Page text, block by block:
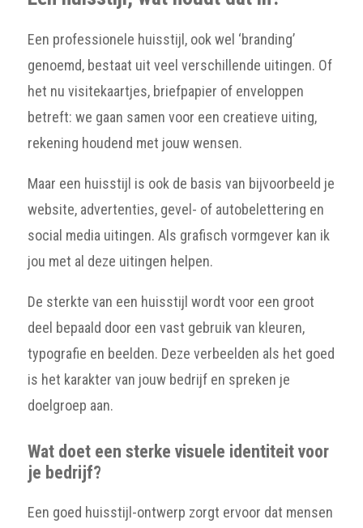
Een professionele huisstijl, ook wel ‘branding’
genoemd, bestaat uit veel verschillende uitingen. Of
het nu visitekaartjes, briefpapier of enveloppen
betreft: we gaan samen voor een creatieve uiting,
rekening houdend met jouw wensen.
Maar een huisstijl is ook de basis van bijvoorbeeld je
website, advertenties, gevel- of autobelettering en
social media uitingen. Als grafisch vormgever kan ik
jou met al deze uitingen helpen.
De sterkte van een huisstijl wordt voor een groot
deel bepaald door een vast gebruik van kleuren,
typografie en beelden. Deze verbeelden als het goed
is het karakter van jouw bedrijf en spreken je
doelgroep aan.
Wat doet een sterke visuele identiteit voor
je bedrijf?
Een goed huisstijl-ontwerp zorgt ervoor dat mensen